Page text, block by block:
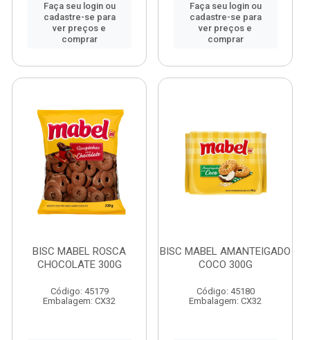
Faça seu login ou
cadastre-se para
ver preços e
comprar
Faça seu login ou
cadastre-se para
ver preços e
comprar
BISC MABEL ROSCA
CHOCOLATE 300G
Código: 45179
Embalagem: CX32
BISC MABEL AMANTEIGADO
COCO 300G
Código: 45180
Embalagem: CX32